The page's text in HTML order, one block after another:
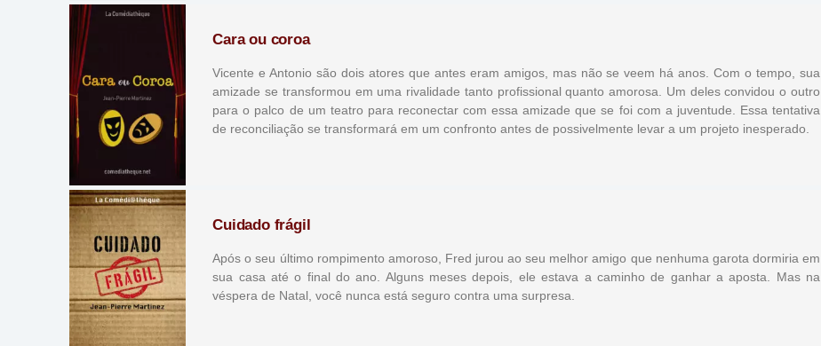
Cara ou coroa
Vicente e Antonio são dois atores que antes eram amigos, mas não se veem há anos. Com o tempo, sua
amizade se transformou em uma rivalidade tanto profissional quanto amorosa. Um deles convidou o outro
para o palco de um teatro para reconectar com essa amizade que se foi com a juventude. Essa tentativa
de reconciliação se transformará em um confronto antes de possivelmente levar a um projeto inesperado.
Cuidado frágil
Após o seu último rompimento amoroso, Fred jurou ao seu melhor amigo que nenhuma garota dormiria em
sua casa até o final do ano. Alguns meses depois, ele estava a caminho de ganhar a aposta. Mas na
véspera de Natal, você nunca está seguro contra uma surpresa.